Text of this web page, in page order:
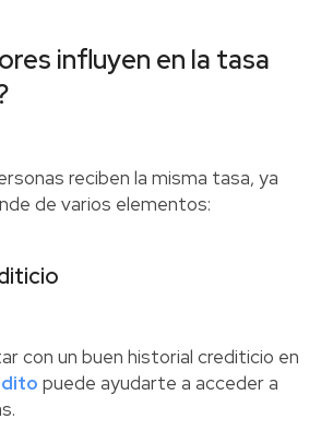
influyen en la tasa
reciben la misma tasa, ya
de varios elementos:
con un buen historial crediticio en
puede ayudarte a acceder a